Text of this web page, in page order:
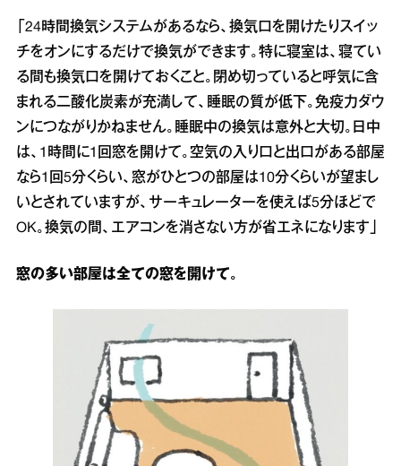
「24時間換気システムがあるなら、換気口を開けたりスイッ
チをオンにするだけで換気ができます。特に寝室は、寝てい
る間も換気口を開けておくこと。閉め切っていると呼気に含
まれる二酸化炭素が充満して、睡眠の質が低下。免疫力ダウ
ンにつながりかねません。睡眠中の換気は意外と大切。日中
は、1時間に1回窓を開けて。空気の入り口と出口がある部屋
なら1回5分くらい、窓がひとつの部屋は10分くらいが望まし
いとされていますが、サーキュレーターを使えば5分ほどで
OK。換気の間、エアコンを消さない方が省エネになります」
窓の多い部屋は全ての窓を開けて。